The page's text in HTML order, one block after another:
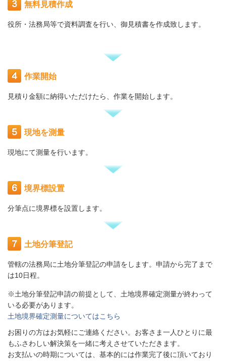
無料見積作成
役所・法務局等で資料調査を行い、御見積書を作成致します。
作業開始
見積り金額に納得いただけたら、作業を開始します。
現地を測量
現地にて測量を行います。
境界標設置
分筆点に境界標を設置します。
土地分筆登記
管轄の法務局に土地分筆登記の申請をします。申請から完了まで
は10日程。
※土地分筆登記申請の前提として、土地境界確定測量が終わって
いる必要があります。
土地境界確定測量についてはこちら
お困りの方はお気軽にご連絡ください。お客さま一人ひとりに最
もふさわしい解決策を一緒に考えさせていただきます。
お支払いの時期については、基本的には作業完了後に頂いており